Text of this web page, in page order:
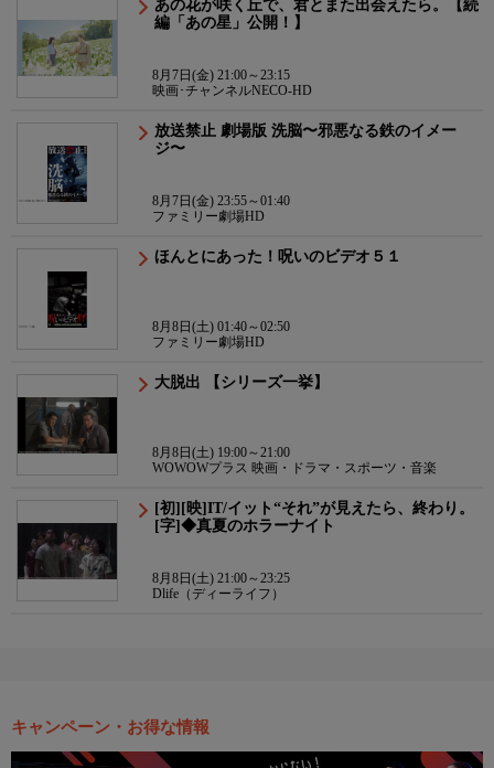
あの花が咲く丘で、君とまた出会えたら。【続
編「あの星」公開！】
8月7日(金) 21:00～23:15
映画･チャンネルNECO-HD
放送禁止 劇場版 洗脳〜邪悪なる鉄のイメー
ジ〜
8月7日(金) 23:55～01:40
ファミリー劇場HD
ほんとにあった！呪いのビデオ５１
8月8日(土) 01:40～02:50
ファミリー劇場HD
大脱出 【シリーズ一挙】
8月8日(土) 19:00～21:00
WOWOWプラス 映画・ドラマ・スポーツ・音楽
[初][映]IT/イット“それ”が見えたら、終わり。
[字]◆真夏のホラーナイト
8月8日(土) 21:00～23:25
Dlife（ディーライフ）
キャンペーン・お得な情報